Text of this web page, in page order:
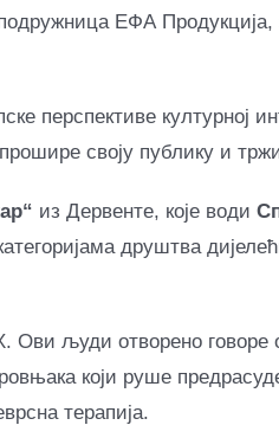
ЕФА Продукција,
перспективе културној
своју публику и
из Дервенте, које води
друштва
Ови људи отворено говоре
који руше
терапија.